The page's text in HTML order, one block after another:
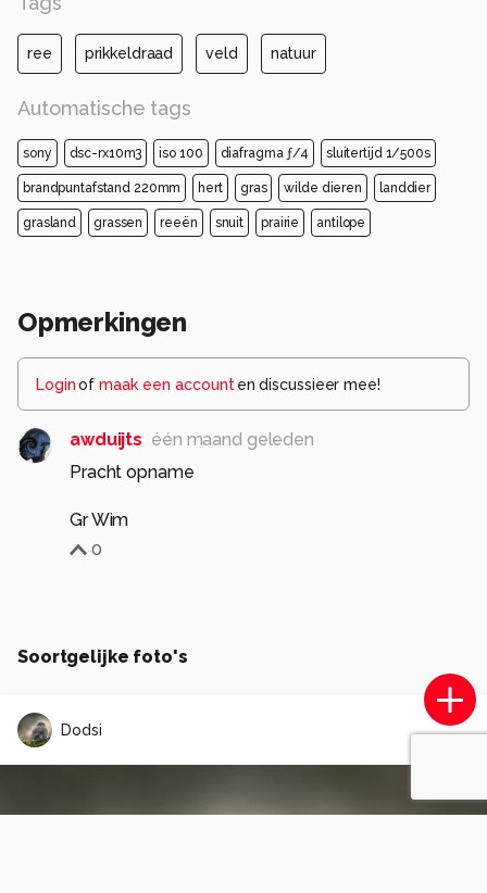
ree prikkeldraad veld natuur
Automatische tags
sony dsc-rx10m3 iso 100 diafragma ƒ/4 sluitertijd 1/500s
brandpuntafstand 220mm hert gras wilde dieren landdier
grasland grassen reeën snuit prairie antilope
Opmerkingen
Loginof maak een account en discussieer mee!
awduijts één maand geleden
Pracht opname
Gr Wim
0
Soortgelijke foto's
Dodsi